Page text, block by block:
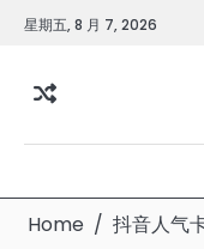
Skip星期五, 8 月 7, 2026
Home 抖音人气